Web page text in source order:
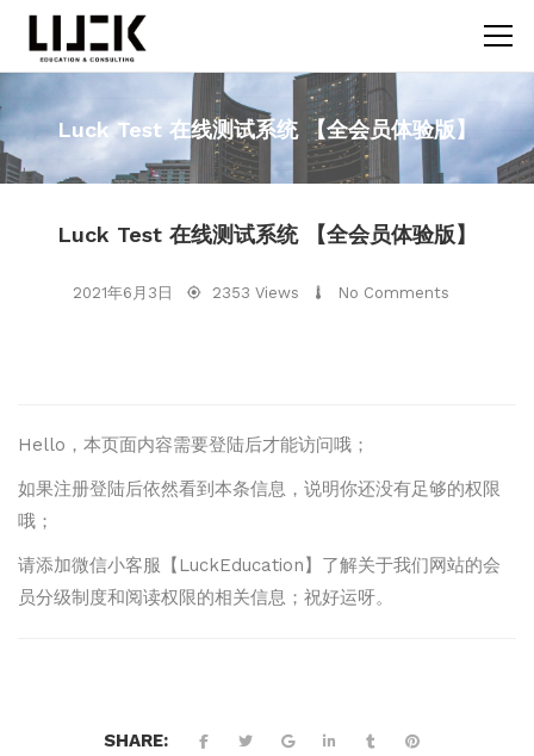
Luck Test 在线测试系统 【全会员体验版】
Luck Test 在线测试系统 【全会员体验版】
2021年6月3日 2353 Views No Comments
Hello，本页面内容需要登陆后才能访问哦；
如果注册登陆后依然看到本条信息，说明你还没有足够的权限
哦；
请添加微信小客服【LuckEducation】了解关于我们网站的会
员分级制度和阅读权限的相关信息；祝好运呀。
SHARE: